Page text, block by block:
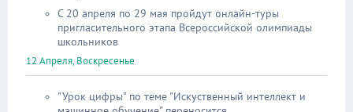
С 20 апреля по 29 мая пройдут онлайн-туры
пригласительного этапа Всероссийской олимпиады
школьников
12 Апреля, Воскресенье
"Урок цифры" по теме "Искуственный интеллект и